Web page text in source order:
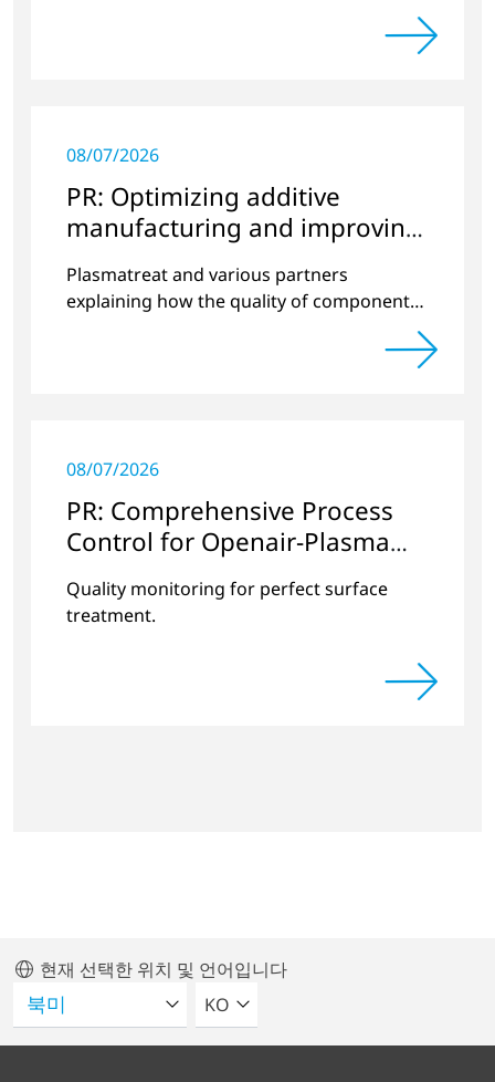
08/07/2026
PR: Optimizing additive
manufacturing and improving
quality
Plasmatreat and various partners
explaining how the quality of components
08/07/2026
PR: Comprehensive Process
Control for Openair-Plasma
Systems
Quality monitoring for perfect surface
treatment.
현재 선택한 위치 및 언어입니다
언어를 선택해주세요
KO